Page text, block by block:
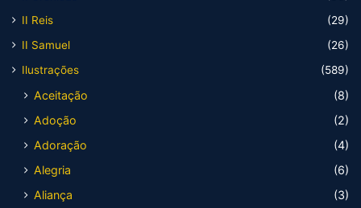
II Reis
(29)
II Samuel
(26)
Ilustrações
(589)
Aceitação
(8)
Adoção
(2)
Adoração
(4)
Alegria
(6)
Aliança
(3)